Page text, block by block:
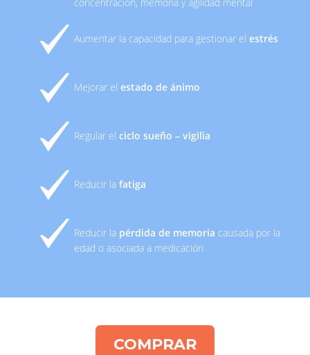
Aumentar la capacidad para gestionar el estrés
Mejorar el estado de ánimo
Regular el ciclo sueño – vigilia
Reducir la fatiga
Reducir la pérdida de memoria causada por la
edad o asociada a medicación
COMPRAR